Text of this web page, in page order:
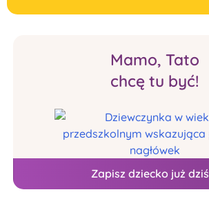
Mamo, Tato
chcę tu być!
Zapisz dziecko już dziś